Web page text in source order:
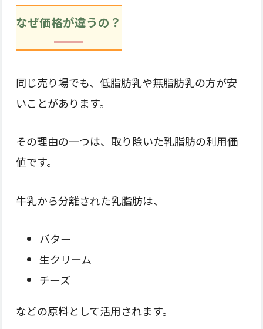
なぜ価格が違うの？
同じ売り場でも、低脂肪乳や無脂肪乳の方が安
いことがあります。
その理由の一つは、取り除いた乳脂肪の利用価
値です。
牛乳から分離された乳脂肪は、
バター
生クリーム
チーズ
などの原料として活用されます。